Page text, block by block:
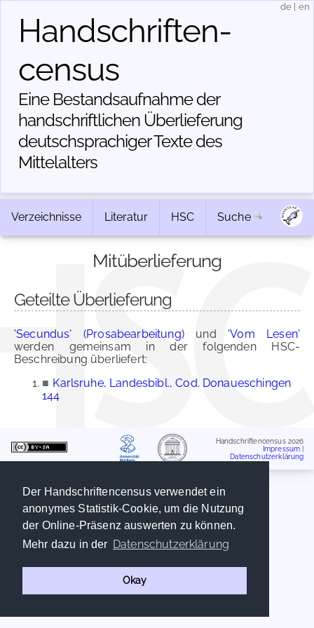
Der Handschriftencensus verwendet ein
anonymes Statistik-Cookie, um die Nutzung
der Online-Präsenz auswerten zu können.
Mehr dazu in der Datenschutzerklärung
Okay
Handschriften­
census
Eine Bestandsaufnahme der
handschriftlichen Über­lieferung
deutschsprachiger Texte des
Mittelalters
de en
Verzeichnisse Literatur HSC Suche
Mitüberlieferung
Geteilte Überlieferung
'Secundus' (Prosabearbeitung)und 'Vom Lesen'
werden gemeinsam in der folgenden HSC-
Beschreibung überliefert:
■ Karlsruhe, Landesbibl., Cod. Donaueschingen
144
Handschriftencensus 2026
Impressum
Datenschutzerklärung